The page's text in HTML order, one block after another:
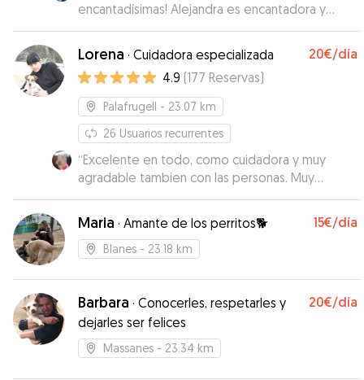
encantadísimas! Alejandra es encantadora y
Agua una perrita muy buena que se ha adaptado
genial a que le invadan su casita! Rowena ha
estado muy bien cuidada y feliz, Alejandra se ha
encargado de darle muchos paseos por el pipi
can, la playa y la montaña. Por otro lado, ha
estado super pendiente de sus necesidades y
me ha informado de todo y diariamente. Me ha
mandado muchas fotos y vídeos todos los días
y me ha escrito a menudo lo cuál me ha dado
mucha tranquilidad. La recomiendo al 100%!!
Lorena · Cuidadora especializada 20€/día
4.9 (177 Reservas)
Palafrugell - 23.07 km
26 Usuarios recurrentes
“Excelente en todo, como cuidadora y muy
agradable tambien con las personas. Muy
recomendable: 10”
Maria · Amante de los perritos🐕 15€/día
Blanes - 23.18 km
Barbara · Conocerles, respetarles y
dejarles ser felices
20€/día
Massanes - 23.34 km